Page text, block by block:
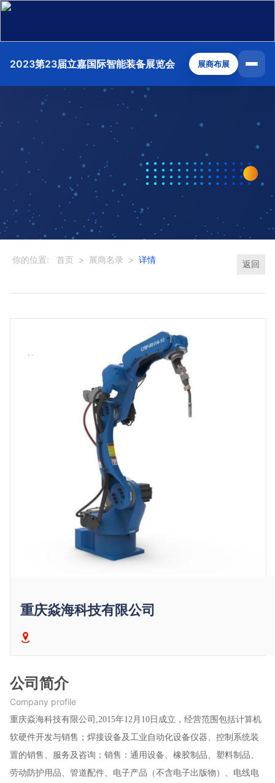
2023第23届立嘉国际智能装备展览会 展商布展
你的位置: 首页 > 展商名录 > 详情 返回
重庆焱海科技有限公司
公司简介
Company profile
重庆焱海科技有限公司,2015年12月10日成立，经营范围包括计算机
软硬件开发与销售；焊接设备及工业自动化设备仪器、控制系统装
置的销售、服务及咨询；销售：通用设备、橡胶制品、塑料制品、
劳动防护用品、管道配件、电子产品（不含电子出版物）、电线电